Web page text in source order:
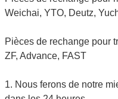
Weichai, YTO, Deutz,
Pièces de rechange pour
ZF, Advance, FAST
1. Nous ferons de notre